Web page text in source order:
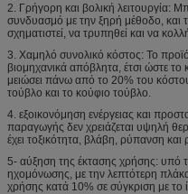
2. Γρήγορη και βολική λειτουργία:
συνδυασμό με την ξηρή μέθοδο, και
σχηματιστεί, να τρυπηθεί και να
3. Χαμηλό συνολικό κόστος: Το
βιομηχανικά απόβλητα, έτσι ώστε
μειώσει πάνω από το 20% του
τούβλο και το κούφιο τούβλο.
4. εξοικονόμηση ενέργειας και
παραγωγής δεν χρειάζεται υψηλή
έχει τοξικότητα, βλάβη, ρύπανση και
5- αύξηση της έκτασης χρήσης: υπό
ηχομόνωσης, με την λεπτότερη
χρήσης κατά 10% σε σύγκριση με το